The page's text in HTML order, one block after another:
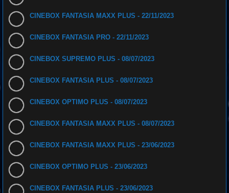
CINEBOX FANTASIA MAXX PLUS - 22/11/2023
CINEBOX FANTASIA PRO - 22/11/2023
CINEBOX SUPREMO PLUS - 08/07/2023
CINEBOX FANTASIA PLUS - 08/07/2023
CINEBOX OPTIMO PLUS - 08/07/2023
CINEBOX FANTASIA MAXX PLUS - 08/07/2023
CINEBOX FANTASIA MAXX PLUS - 23/06/2023
CINEBOX OPTIMO PLUS - 23/06/2023
CINEBOX FANTASIA PLUS - 23/06/2023